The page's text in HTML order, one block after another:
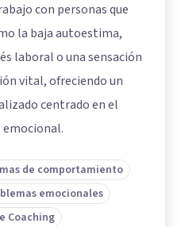
con personas que
la baja autoestima,
laboral o una sensación
vital, ofreciendo un
centrado en el
de comportamiento
emocionales
Coaching